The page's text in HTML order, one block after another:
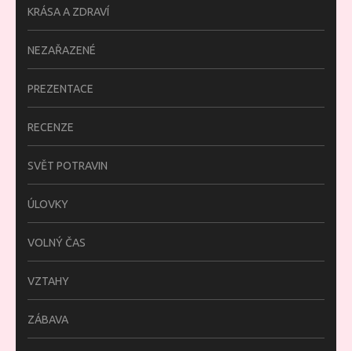
KRÁSA A ZDRAVÍ
NEZAŘAZENÉ
PREZENTACE
RECENZE
SVĚT POTRAVIN
ÚLOVKY
VOLNÝ ČAS
VZTAHY
ZÁBAVA